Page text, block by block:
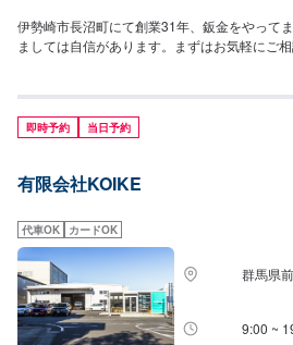
伊勢崎市長沼町にて創業31年、鈑金をやって
ましては自信があります。まずはお気軽にご相
即時予約 当日予約
有限会社KOIKE
代車OK カードOK
群馬県
9:00 ~